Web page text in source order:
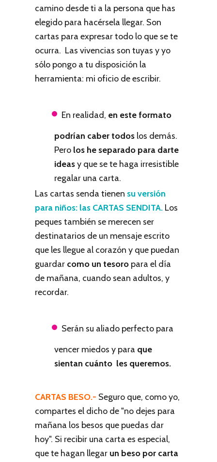
camino desde ti a la persona que has
elegido para hacérsela llegar. Son
cartas para expresar todo lo que se te
ocurra. Las vivencias son tuyas y yo
sólo pongo a tu disposición la
herramienta: mi oficio de escribir.
En realidad, en este formato
podrían caber todos los demás.
Pero los he separado para darte
ideasy que se te haga irresistible
regalar una carta.
Las cartas senda tienen su versión
para niños: las CARTAS SENDITA. Los
peques también se merecen ser
destinatarios de un mensaje escrito
que les llegue al corazón y que puedan
guardar como un tesoro para el día
de mañana, cuando sean adultos, y
recordar.
Serán su aliado perfecto para
vencer miedos y para que
sientan cuánto les queremos.
CARTAS BESO.- Seguro que, como yo,
compartes el dicho de "no dejes para
mañana los besos que puedas dar
hoy". Si recibir una carta es especial,
que te hagan llegar un beso por carta